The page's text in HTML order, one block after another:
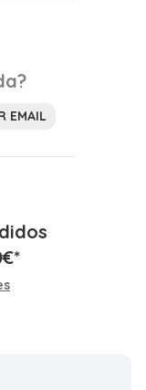
EMAIL
€*